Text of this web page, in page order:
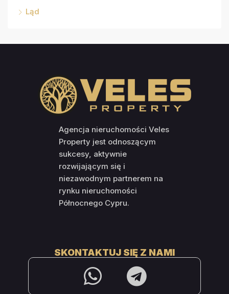
Ląd
Agencja nieruchomości Veles
Property jest odnoszącym
sukcesy, aktywnie
rozwijającym się i
niezawodnym partnerem na
rynku nieruchomości
Północnego Cypru.
SKONTAKTUJ SIĘ Z NAMI